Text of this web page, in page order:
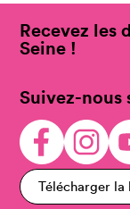
Recevez les
Seine !
Suivez-nous
Télécharger la